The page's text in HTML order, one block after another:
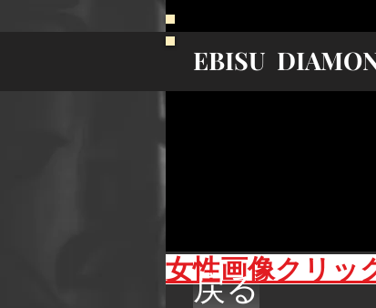
EBISU
女性​画像クリッ
戻る